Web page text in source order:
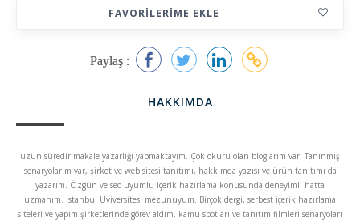
FAVORILERIME EKLE
Paylaş :
HAKKIMDA
uzun süredir makale yazarlığı yapmaktayım. Çok okuru olan bloglarım var. Tanınmış
senaryolarım var, şirket ve web sitesi tanıtımı, hakkımda yazısı ve ürün tanıtımı da
yazarım. Özgün ve seo uyumlu içerik hazırlama konusunda deneyimli hatta
uzmanım. İstanbul Üviversitesi mezunuyum. Birçok dergi, serbest içerik hazırlama
siteleri ve yapım şirketlerinde görev aldım. kamu spotları ve tanıtım filmleri senaryoları